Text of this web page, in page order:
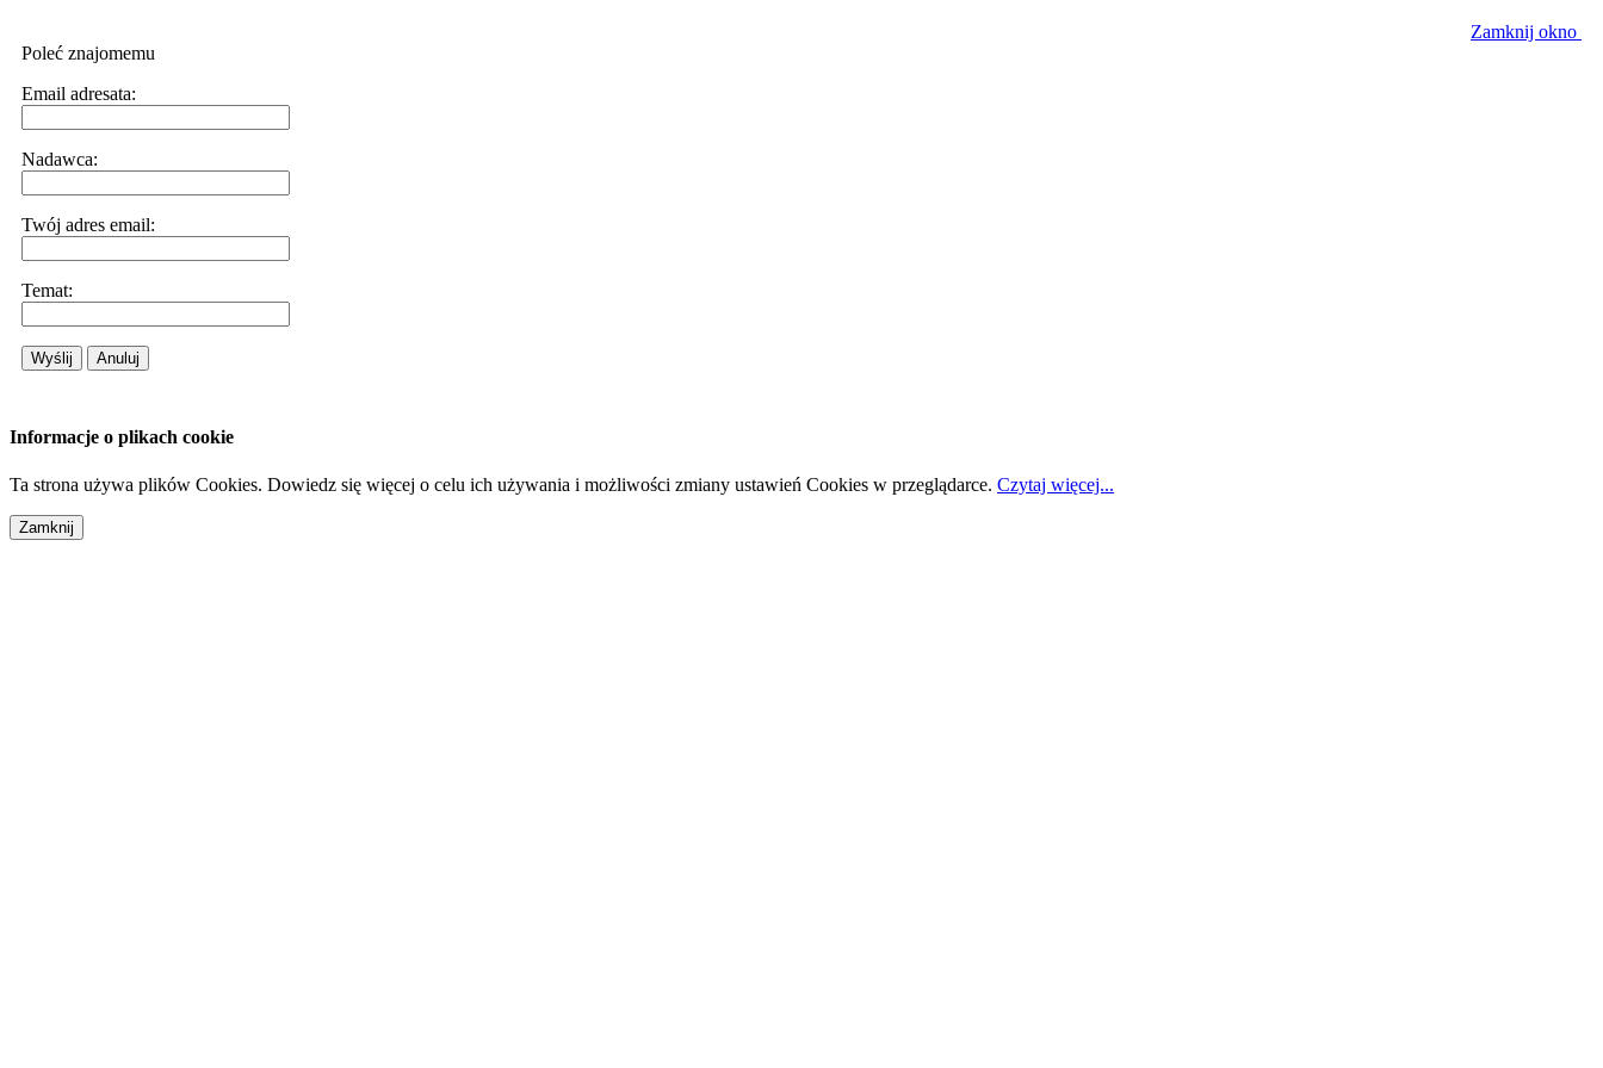
Zamknij okno
Poleć znajomemu
Email adresata:
Nadawca:
Twój adres email:
Temat:
Wyślij Anuluj
Informacje o plikach cookie
Ta strona używa plików Cookies. Dowiedz się więcej o celu ich używania i możliwości zmiany ustawień Cookies w przeglądarce. Czytaj więcej...